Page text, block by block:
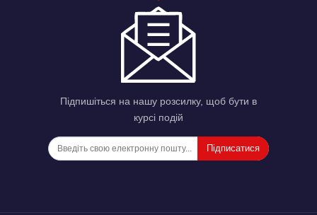
Підпишіться на нашу розсилку, щоб бути в
курсі подій
Підписатися